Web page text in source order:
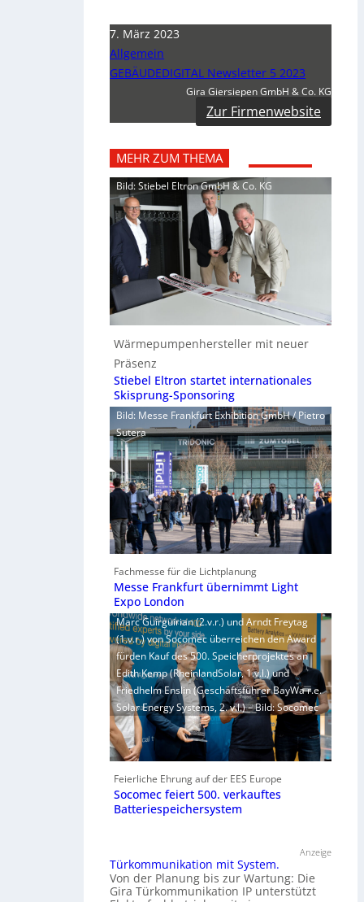
7. März 2023
Allgemein
GEBÄUDEDIGITAL Newsletter 5 2023
Gira Giersiepen GmbH & Co. KG
Zur Firmenwebsite
MEHR ZUM THEMA
Bild: Stiebel Eltron GmbH & Co. KG
Wärmepumpenhersteller mit neuer
Präsenz
Stiebel Eltron startet internationales
Skisprung-Sponsoring
Bild: Messe Frankfurt Exhibition GmbH / Pietro
Sutera
Fachmesse für die Lichtplanung
Messe Frankfurt übernimmt Light
Expo London
Marc Guirguirian (2.v.r.) und Arndt Freytag
(1.v.r.) von Socomec überreichen den Award
fürden Kauf des 500. Speicherprojektes an
Edith Kemp (RheinlandSolar, 1.v.l.) und
Friedhelm Enslin (Geschäftsführer BayWa r.e.
Solar Energy Systems, 2. v.l.) – Bild: Socomec
Feierliche Ehrung auf der EES Europe
Socomec feiert 500. verkauftes
Batteriespeichersystem
Anzeige
Türkommunikation mit System.
Von der Planung bis zur Wartung: Die
Gira Türkommunikation IP unterstützt